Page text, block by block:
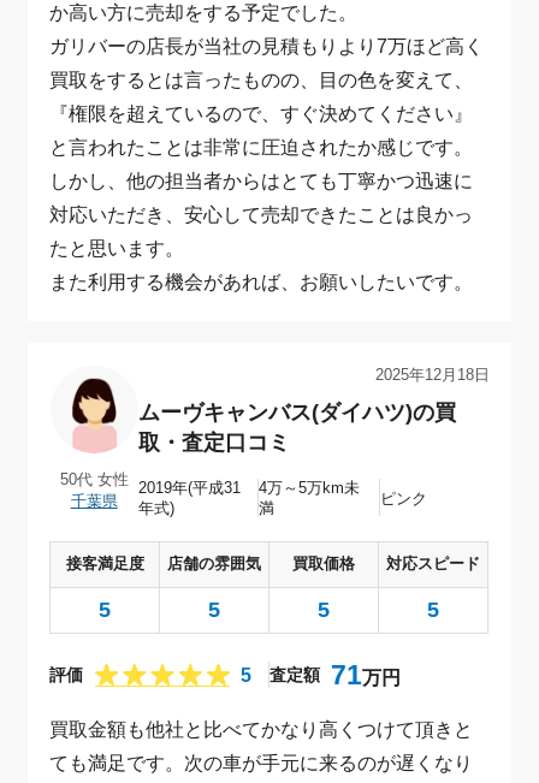
か高い方に売却をする予定でした。
ガリバーの店長が当社の見積もりより7万ほど高く
買取をするとは言ったものの、目の色を変えて、
『権限を超えているので、すぐ決めてください』
と言われたことは非常に圧迫されたか感じです。
しかし、他の担当者からはとても丁寧かつ迅速に
対応いただき、安心して売却できたことは良かっ
たと思います。
また利用する機会があれば、お願いしたいです。
50代 女性（千葉県）｜ムーヴキャンバス(ダイハツ)の買取・査定口コ
50代 女性
千葉県
2025年12月18日
ムーヴキャンバス(ダイハツ)の買
取・査定口コミ
2019年(平成31
年式)
4万～5万km未
満
ピンク
接客満足度 店舗の雰囲気 買取価格 対応スピード
5 5 5 5
評価 5 査定額 71万円
買取金額も他社と比べてかなり高くつけて頂きと
ても満足です。次の車が手元に来るのが遅くなり